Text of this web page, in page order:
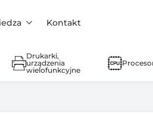
Kontakt
Drukarki,
urządzenia
wielofunkcyjne